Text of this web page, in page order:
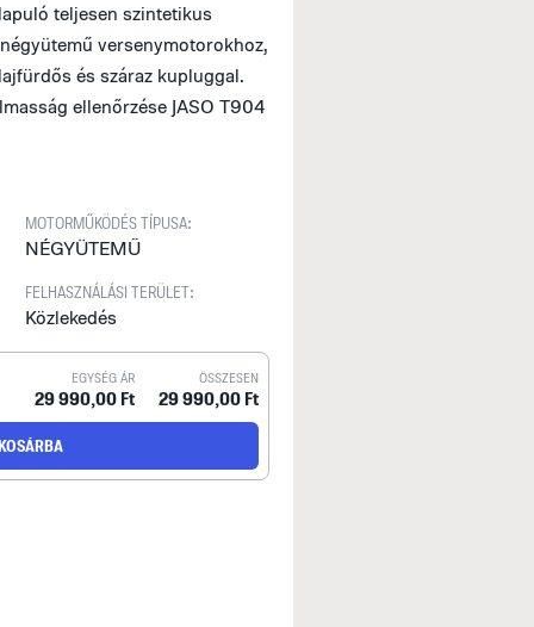
teljesen szintetikus
versenymotorokhoz,
és száraz kupluggal.
ellenőrzése JASO T904
MOTORMŰKÖDÉS TÍPUSA:
NÉGYÜTEMŰ
FELHASZNÁLÁSI TERÜLET:
Közlekedés
EGYSÉG ÁR
29 990,00 Ft
ÖSSZESEN
29 990,00 Ft